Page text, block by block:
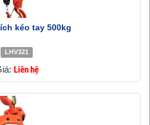
kéo tay 500kg
LHV321
Liên hệ